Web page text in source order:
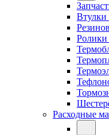
Втулки
Ролики
Расходные